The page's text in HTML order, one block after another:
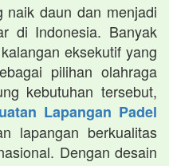
naik daun dan menjadi
di Indonesia. Banyak
eksekutif yang
pilihan olahraga
kebutuhan tersebut,
Lapangan Padel
lapangan berkualitas
Dengan desain